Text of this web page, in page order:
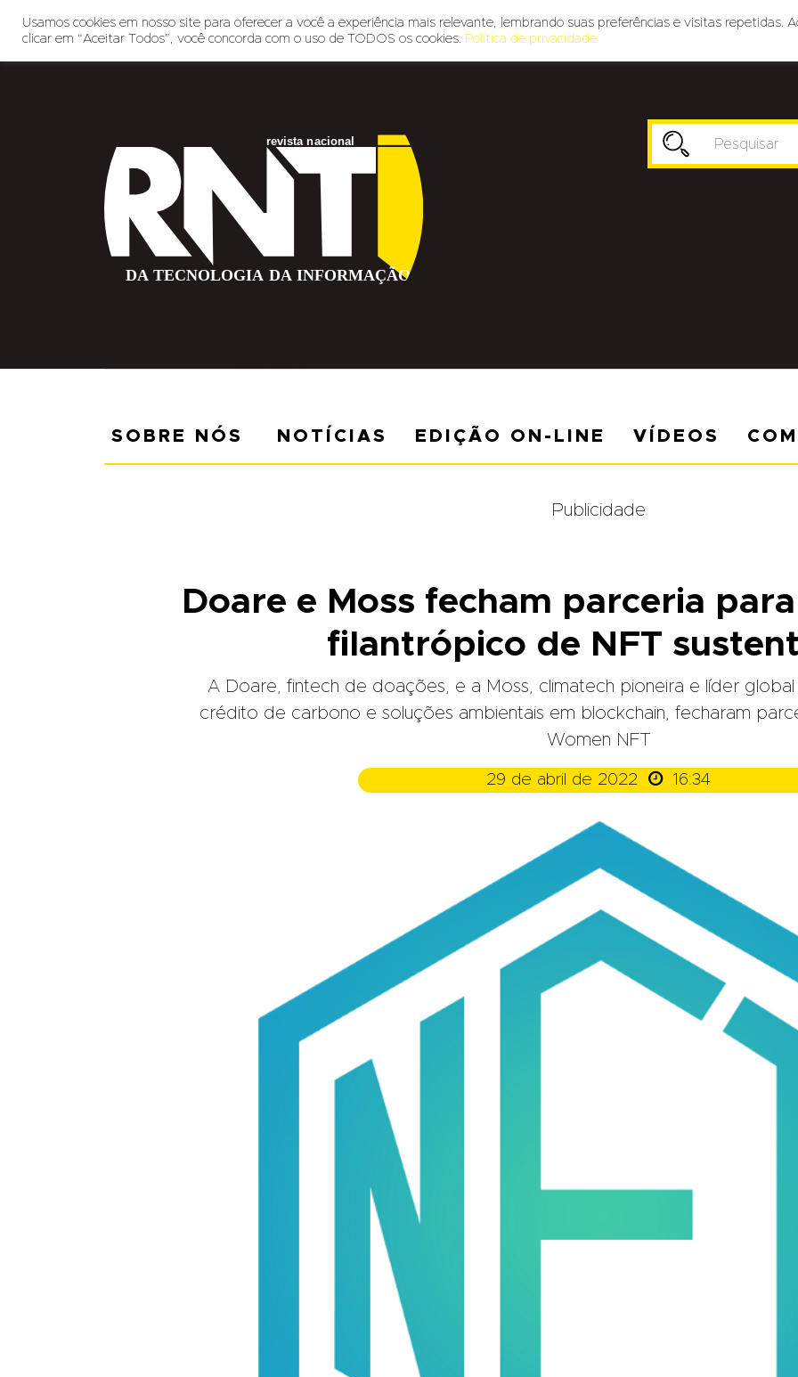
SOBRE NÓS NOTÍCIAS EDIÇÃO ON-LINE VÍDEOS
Publicidade
Doare e Moss fecham parceria
filantrópico de NFT
A Doare, fintech de doações, e a Moss, climatech pioneira e líder
crédito de carbono e soluções ambientais em blockchain, fecharam
Women NFT
29 de abril de 2022  16:34
Usamos cookies em nosso site para oferecer a você a experiência mais relevante, lembrando suas preferências e visitas repetidas.
clicar em “Aceitar Todos”, você concorda com o uso de TODOS os cookies. Política de privacidade